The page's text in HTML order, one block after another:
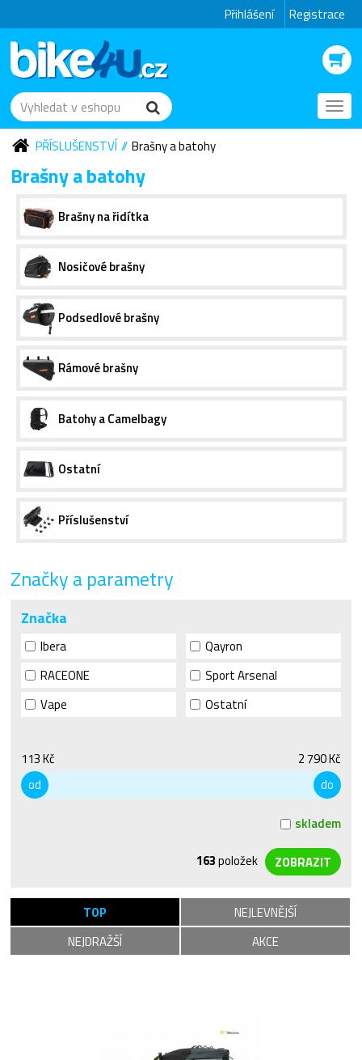
Přihlášení Registrace
PŘÍSLUŠENSTVÍ
Brašny a batohy
Brašny a batohy
Brašny na řidítka
Nosičové brašny
Podsedlové brašny
Rámové brašny
Batohy a Camelbagy
Ostatní
Příslušenství
Značky a parametry
Značka
Ibera
Qayron
RACEONE
Sport Arsenal
Vape
Ostatní
113 Kč
2 790 Kč
od
do
skladem
163položek
TOP
NEJLEVNĚJŠÍ
NEJDRAŽŠÍ
AKCE